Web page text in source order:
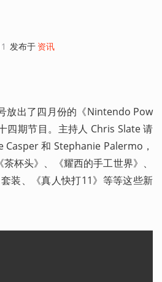
发布于 资讯
放出了四月份的《Nintendo Pow
四期节目。主持人 Chris Slate 请
和 Stephanie Palermo，
茶杯头》、《耀西的手工世界》、
套装、《真人快打11》等等这些新